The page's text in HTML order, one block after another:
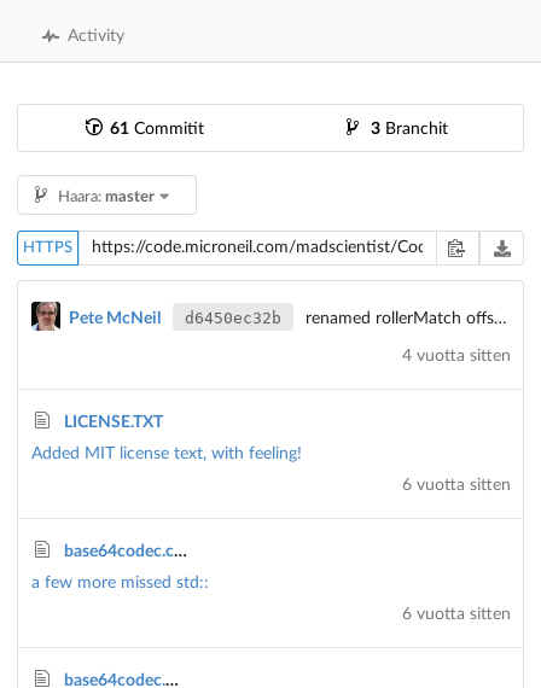
Activity
61Commitit 3Branchit
Haara: master
HTTPS
Pete McNeil d6450ec32b renamed rollerMatch offset() to size()
4 vuotta sitten
LICENSE.TXT
Added MIT license text, with feeling!
6 vuotta sitten
base64codec.cpp
a few more missed std::
6 vuotta sitten
base64codec.hpp